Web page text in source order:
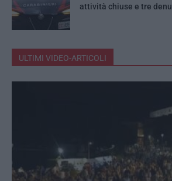
attività chiuse e tre
ULTIMI VIDEO-ARTICOLI